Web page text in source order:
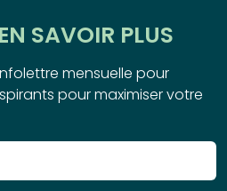
SAVOIR PLUS
mensuelle pour
pour maximiser votre